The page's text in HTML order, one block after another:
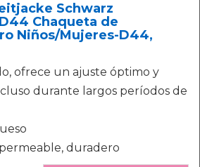
Schwarz
Chaqueta de
Niños/Mujeres-D44,
ofrece un ajuste óptimo y
durante largos períodos de
duradero